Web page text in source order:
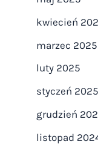
kwiecień
marzec 2025
luty 2025
styczeń 2025
grudzień
listopad